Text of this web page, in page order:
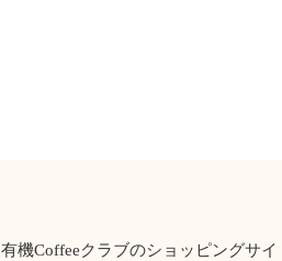
有機Coffeeクラブのショッピングサ